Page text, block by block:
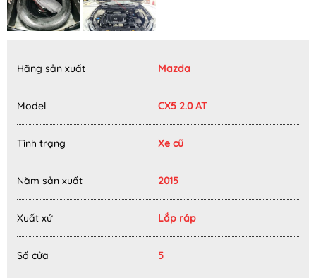
Hãng sản xuất Mazda
Model CX5 2.0 AT
Tình trạng Xe cũ
Năm sản xuất 2015
Xuất xứ Lắp ráp
Số cửa 5